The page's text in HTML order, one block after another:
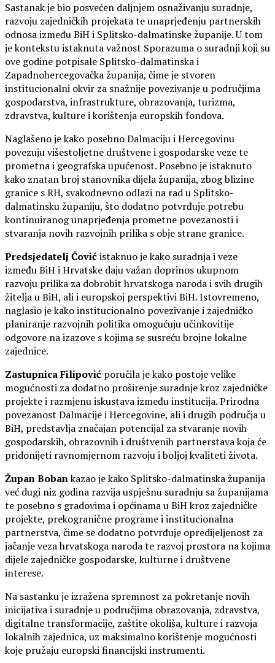
Sastanak je bio posvećen daljnjem osnaživanju suradnje,
razvoju zajedničkih projekata te unaprjeđenju partnerskih
odnosa između BiH i Splitsko-dalmatinske županije. U tom
je kontekstu istaknuta važnost Sporazuma o suradnji koji su
ove godine potpisale Splitsko-dalmatinska i
Zapadnohercegovačka županija, čime je stvoren
institucionalni okvir za snažnije povezivanje u područjima
gospodarstva, infrastrukture, obrazovanja, turizma,
zdravstva, kulture i korištenja europskih fondova.
Naglašeno je kako posebno Dalmaciju i Hercegovinu
povezuju višestoljetne društvene i gospodarske veze te
prometna i geografska upućenost. Posebno je istaknuto
kako znatan broj stanovnika dijela županija, zbog blizine
granice s RH, svakodnevno odlazi na rad u Splitsko-
dalmatinsku županiju, što dodatno potvrđuje potrebu
kontinuiranog unaprjeđenja prometne povezanosti i
stvaranja novih razvojnih prilika s obje strane granice.
Predsjedatelj Čovićistaknuo je kako suradnja i veze
između BiH i Hrvatske daju važan doprinos ukupnom
razvoju prilika za dobrobit hrvatskoga naroda i svih drugih
žitelja u BiH, ali i europskoj perspektivi BiH. Istovremeno,
naglasio je kako institucionalno povezivanje i zajedničko
planiranje razvojnih politika omogućuju učinkovitije
odgovore na izazove s kojima se susreću brojne lokalne
zajednice.
Zastupnica Filipović poručila je kako postoje velike
mogućnosti za dodatno proširenje suradnje kroz zajedničke
projekte i razmjenu iskustava između institucija. Prirodna
povezanost Dalmacije i Hercegovine, ali i drugih područja u
BiH, predstavlja značajan potencijal za stvaranje novih
gospodarskih, obrazovnih i društvenih partnerstava koja će
pridonijeti ravnomjernom razvoju i boljoj kvaliteti života.
Župan Bobankazao je kako Splitsko-dalmatinska županija
već dugi niz godina razvija uspješnu suradnju sa županijama
te posebno s gradovima i općinama u BiH kroz zajedničke
projekte, prekogranične programe i institucionalna
partnerstva, čime se dodatno potvrđuje opredijeljenost za
jačanje veza hrvatskoga naroda te razvoj prostora na kojima
dijele zajedničke gospodarske, kulturne i društvene
interese.
Na sastanku je izražena spremnost za pokretanje novih
inicijativa i suradnje u područjima obrazovanja, zdravstva,
digitalne transformacije, zaštite okoliša, kulture i razvoja
lokalnih zajednica, uz maksimalno korištenje mogućnosti
koje pružaju europski financijski instrumenti.